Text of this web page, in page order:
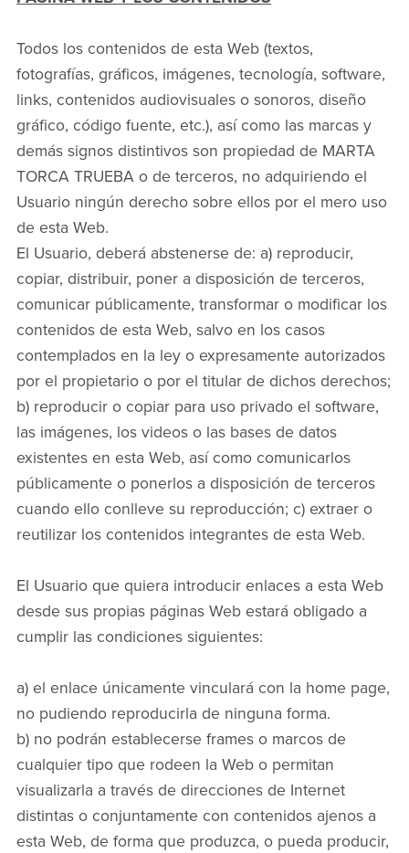
Todos los contenidos de esta Web (textos,
fotografías, gráficos, imágenes, tecnología, software,
links, contenidos audiovisuales o sonoros, diseño
gráfico, código fuente, etc.), así como las marcas y
demás signos distintivos son propiedad de MARTA
TORCA TRUEBA o de terceros, no adquiriendo el
Usuario ningún derecho sobre ellos por el mero uso
de esta Web.
El Usuario, deberá abstenerse de: a) reproducir,
copiar, distribuir, poner a disposición de terceros,
comunicar públicamente, transformar o modificar los
contenidos de esta Web, salvo en los casos
contemplados en la ley o expresamente autorizados
por el propietario o por el titular de dichos derechos;
b) reproducir o copiar para uso privado el software,
las imágenes, los videos o las bases de datos
existentes en esta Web, así como comunicarlos
públicamente o ponerlos a disposición de terceros
cuando ello conlleve su reproducción; c) extraer o
reutilizar los contenidos integrantes de esta Web.
El Usuario que quiera introducir enlaces a esta Web
desde sus propias páginas Web estará obligado a
cumplir las condiciones siguientes:
a) el enlace únicamente vinculará con la home page,
no pudiendo reproducirla de ninguna forma.
b) no podrán establecerse frames o marcos de
cualquier tipo que rodeen la Web o permitan
visualizarla a través de direcciones de Internet
distintas o conjuntamente con contenidos ajenos a
esta Web, de forma que produzca, o pueda producir,